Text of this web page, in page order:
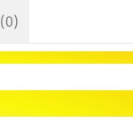
(0)